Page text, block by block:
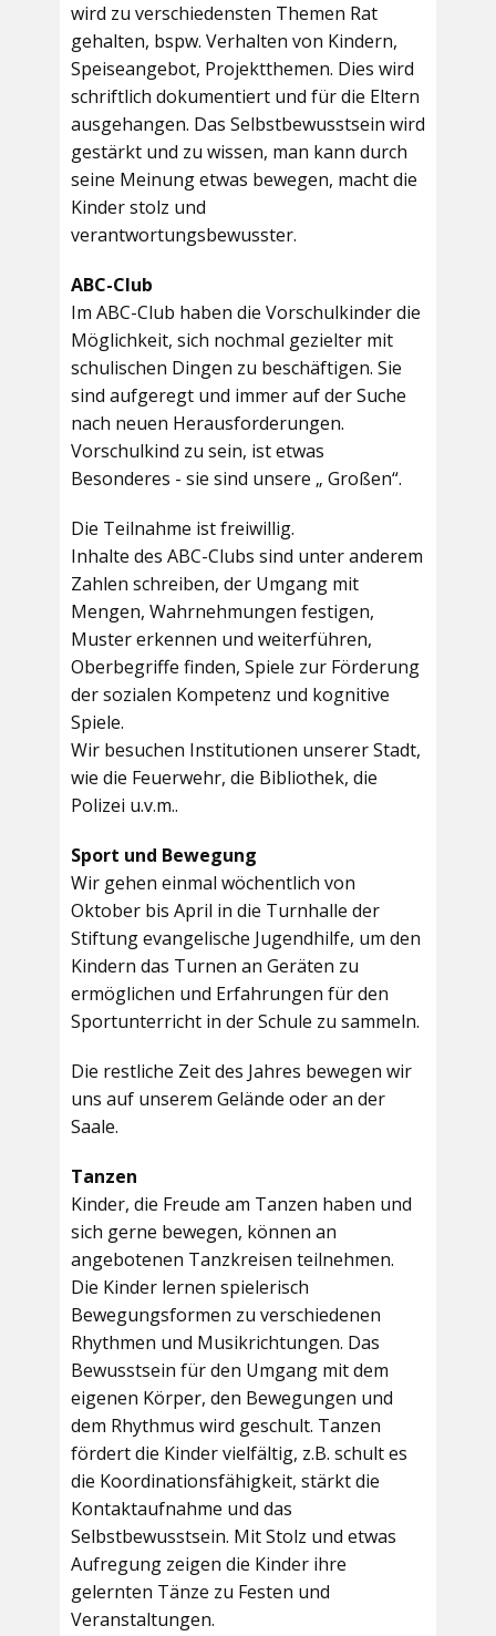
wird zu verschiedensten Themen Rat
gehalten, bspw. Verhalten von Kindern,
Speiseangebot, Projektthemen. Dies wird
schriftlich dokumentiert und für die Eltern
ausgehangen. Das Selbstbewusstsein wird
gestärkt und zu wissen, man kann durch
seine Meinung etwas bewegen, macht die
Kinder stolz und
verantwortungsbewusster.
ABC-Club
Im ABC-Club haben die Vorschulkinder die
Möglichkeit, sich nochmal gezielter mit
schulischen Dingen zu beschäftigen. Sie
sind aufgeregt und immer auf der Suche
nach neuen Herausforderungen.
Vorschulkind zu sein, ist etwas
Besonderes - sie sind unsere „ Großen“.
Die Teilnahme ist freiwillig.
Inhalte des ABC-Clubs sind unter anderem
Zahlen schreiben, der Umgang mit
Mengen, Wahrnehmungen festigen,
Muster erkennen und weiterführen,
Oberbegriffe finden, Spiele zur Förderung
der sozialen Kompetenz und kognitive
Spiele.
Wir besuchen Institutionen unserer Stadt,
wie die Feuerwehr, die Bibliothek, die
Polizei u.v.m..
Sport und Bewegung
Wir gehen einmal wöchentlich von
Oktober bis April in die Turnhalle der
Stiftung evangelische Jugendhilfe, um den
Kindern das Turnen an Geräten zu
ermöglichen und Erfahrungen für den
Sportunterricht in der Schule zu sammeln.
Die restliche Zeit des Jahres bewegen wir
uns auf unserem Gelände oder an der
Saale.
Tanzen
Kinder, die Freude am Tanzen haben und
sich gerne bewegen, können an
angebotenen Tanzkreisen teilnehmen.
Die Kinder lernen spielerisch
Bewegungsformen zu verschiedenen
Rhythmen und Musikrichtungen. Das
Bewusstsein für den Umgang mit dem
eigenen Körper, den Bewegungen und
dem Rhythmus wird geschult. Tanzen
fördert die Kinder vielfältig, z.B. schult es
die Koordinationsfähigkeit, stärkt die
Kontaktaufnahme und das
Selbstbewusstsein. Mit Stolz und etwas
Aufregung zeigen die Kinder ihre
gelernten Tänze zu Festen und
Veranstaltungen.